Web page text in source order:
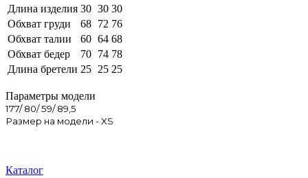
Длина изделия 30 30 30
Обхват груди
68 72 76
Обхват талии
60 64 68
Обхват бедер
70 74 78
Длина бретели 25 25 25
Параметры модели
177/ 80/ 59/ 89,5
Размер на модели - XS
Каталог